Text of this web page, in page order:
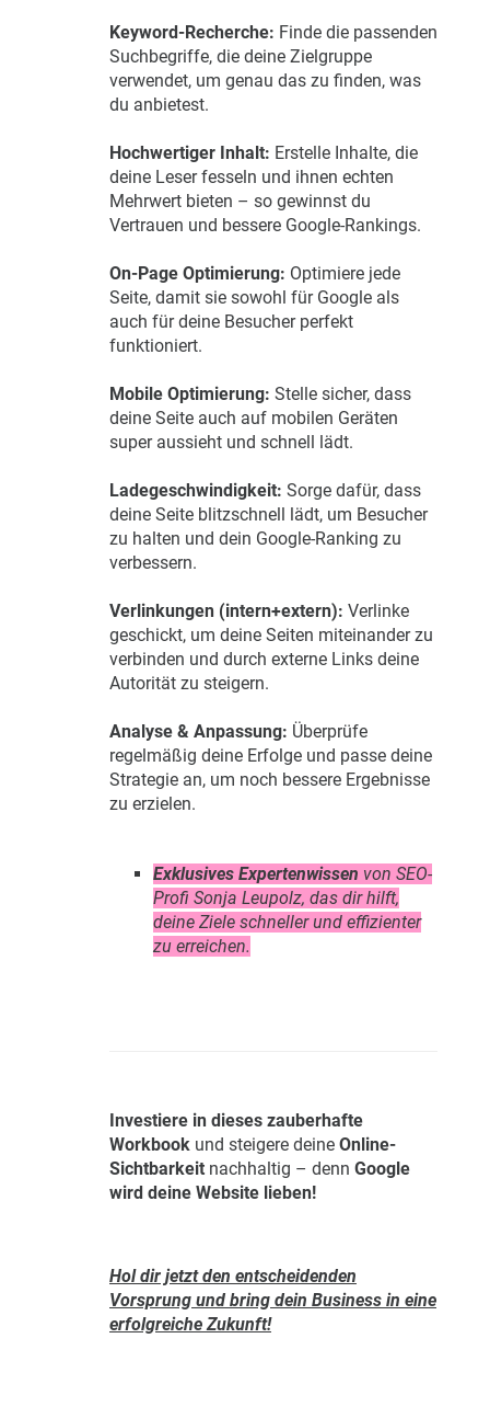
Keyword-Recherche: Finde die passenden
Suchbegriffe, die deine Zielgruppe
verwendet, um genau das zu finden, was
du anbietest.
Hochwertiger Inhalt: Erstelle Inhalte, die
deine Leser fesseln und ihnen echten
Mehrwert bieten – so gewinnst du
Vertrauen und bessere Google-Rankings.
On-Page Optimierung: Optimiere jede
Seite, damit sie sowohl für Google als
auch für deine Besucher perfekt
funktioniert.
Mobile Optimierung: Stelle sicher, dass
deine Seite auch auf mobilen Geräten
super aussieht und schnell lädt.
Ladegeschwindigkeit: Sorge dafür, dass
deine Seite blitzschnell lädt, um Besucher
zu halten und dein Google-Ranking zu
verbessern.
Verlinkungen (intern+extern): Verlinke
geschickt, um deine Seiten miteinander zu
verbinden und durch externe Links deine
Autorität zu steigern.
Analyse & Anpassung: Überprüfe
regelmäßig deine Erfolge und passe deine
Strategie an, um noch bessere Ergebnisse
zu erzielen.
Exklusives Expertenwissen von SEO-
Profi Sonja Leupolz, das dir hilft,
deine Ziele schneller und effizienter
zu erreichen.
Investiere in dieses zauberhafte
Workbook und steigere deine Online-
Sichtbarkeit nachhaltig – denn Google
wird deine Website lieben!
Hol dir jetzt den entscheidenden
Vorsprung und bring dein Business in eine
erfolgreiche Zukunft!